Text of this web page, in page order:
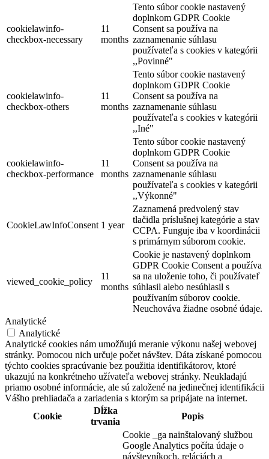
cookielawinfo-
checkbox-necessary
11
months
Tento súbor cookie nastavený
doplnkom GDPR Cookie
Consent sa používa na
zaznamenanie súhlasu
používateľa s cookies v kategórii
,,Povinné"
cookielawinfo-
checkbox-others
11
months
Tento súbor cookie nastavený
doplnkom GDPR Cookie
Consent sa používa na
zaznamenanie súhlasu
používateľa s cookies v kategórii
,,Iné"
cookielawinfo-
checkbox-performance
11
months
Tento súbor cookie nastavený
doplnkom GDPR Cookie
Consent sa používa na
zaznamenanie súhlasu
používateľa s cookies v kategórii
,,Výkonné"
CookieLawInfoConsent 1 year
Zaznamená predvolený stav
tlačidla príslušnej kategórie a stav
CCPA. Funguje iba v koordinácii
s primárnym súborom cookie.
viewed_cookie_policy
11
months
Cookie je nastavený doplnkom
GDPR Cookie Consent a používa
sa na uloženie toho, či používateľ
súhlasil alebo nesúhlasil s
používaním súborov cookie.
Neuchováva žiadne osobné údaje.
Analytické
Analytické
Analytické cookies nám umožňujú meranie výkonu našej webovej
stránky. Pomocou nich určuje počet návštev. Dáta získané pomocou
týchto cookies spracúvanie bez použitia identifikátorov, ktoré
ukazujú na konkrétneho užívateľa webovej stránky. Neukladajú
priamo osobné informácie, ale sú založené na jedinečnej identifikácii
Vášho prehliadača a zariadenia s ktorým sa pripájate na internet.
Cookie
Dĺžka
trvania
Popis
Cookie _ga nainštalovaný službou
Google Analytics počíta údaje o
návštevníkoch, reláciách a